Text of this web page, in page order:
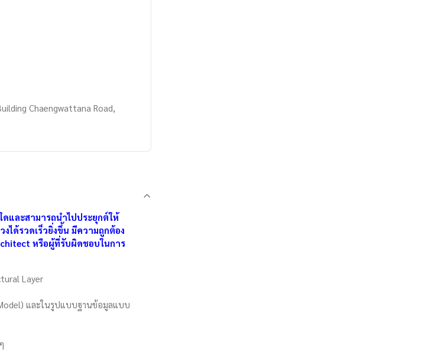
Chaengwattana Road,
และสามารถนำไปประยุกต์ให้
ได้รวดเร็วยิ่งขึ้น มีความถูกต้อง
หรือผู้ที่รับผิดชอบในการ
Layer
และในรูปแบบฐานข้อมูลแบบ